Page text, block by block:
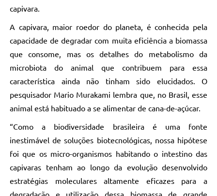
capivara.
A capivara, maior roedor do planeta, é conhecida pela
capacidade de degradar com muita eficiência a biomassa
que consome, mas os detalhes do metabolismo da
microbiota do animal que contribuem para essa
característica ainda não tinham sido elucidados. O
pesquisador Mario Murakami lembra que, no Brasil, esse
animal está habituado a se alimentar de cana-de-açúcar.
“Como a biodiversidade brasileira é uma fonte
inestimável de soluções biotecnológicas, nossa hipótese
foi que os micro-organismos habitando o intestino das
capivaras tenham ao longo da evolução desenvolvido
estratégias moleculares altamente eficazes para a
degradação e utilização dessa biomassa de grande